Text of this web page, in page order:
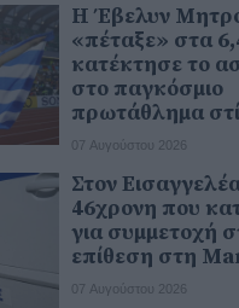
Η Έβελυν
«πέταξε» στα
κατέκτησε το
στο παγκόσμιο
πρωτάθλημα
07 Αυγούστου 2026
Στον
46χρονη που
για συμμετοχή
επίθεση στη
07 Αυγούστου 2026